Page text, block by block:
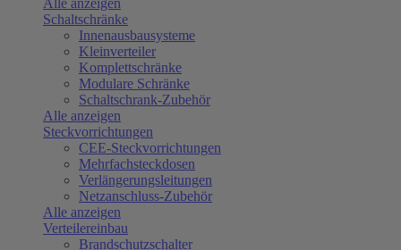
Alle anzeigen
Schaltschränke
Innenausbausysteme
Kleinverteiler
Komplettschränke
Modulare Schränke
Schaltschrank-Zubehör
Alle anzeigen
Steckvorrichtungen
CEE-Steckvorrichtungen
Mehrfachsteckdosen
Verlängerungsleitungen
Netzanschluss-Zubehör
Alle anzeigen
Verteilereinbau
Brandschutzschalter